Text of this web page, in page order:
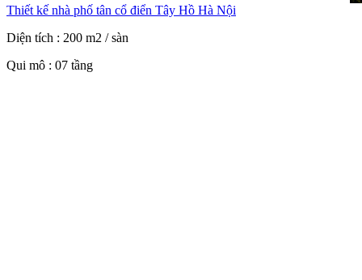
Thiết kế nhà phố tân cổ điển Tây Hồ Hà Nội
Diện tích : 200 m2 / sàn
Qui mô : 07 tầng